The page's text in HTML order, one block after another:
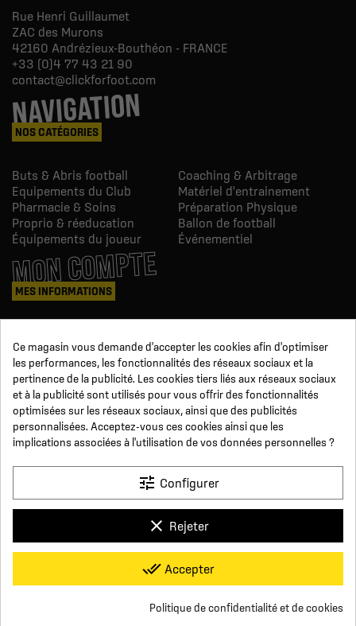
Rue Henri Guillaumet
ZAC des Murons
42160 Andrézieux-Bouthéon - FRANCE
+33 (0)4 77 43 21 90
contact@clickforfoot.com
NAVIGATION
NOS CATÉGORIES
Buts & Abris football
Coaching & Arbitrage
Equipements du Club
Matériel d'entrainement
Pharmacie & Soins
Préparation Physique
Proprio & réeducation
Ballon de football
Équipements du joueur
Événementiel
MON COMPTE
MES INFORMATIONS
Avoirs
Informations
Suivi de commande
Devenez revendeur
NOUS SUIVRE
SUR LES RÉSEAUX
Conditions générales de vente
Paiement sécurisé
Qui sommes-nous ?
Foire aux Questions
Mentions légales
Conditions de livraisons et de retours
Respect de la vie privée
Click For Foot x
Ce magasin vous demande d'accepter les cookies afin d'optimiser
les performances, les fonctionnalités des réseaux sociaux et la
pertinence de la publicité. Les cookies tiers liés aux réseaux sociaux
et à la publicité sont utilisés pour vous offrir des fonctionnalités
optimisées sur les réseaux sociaux, ainsi que des publicités
personnalisées. Acceptez-vous ces cookies ainsi que les
implications associées à l'utilisation de vos données personnelles ?
tune Configurer
clear Rejeter
done_all Accepter
Politique de confidentialité et de cookies